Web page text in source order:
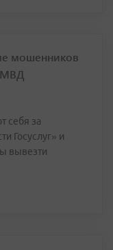
мошенников
МВД
себя за
Госуслуг» и
вывезти